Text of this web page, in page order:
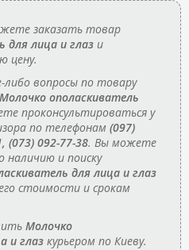
заказать товар
для лица и глаз и
цену.
либо вопросы по товару
Молочко ополаскиватель
проконсультироваться у
по телефонам (097)
(073) 092-77-38. Вы можете
наличию и поиску
для лица и глаз
стоимости и срокам
Молочко
и глаз курьером по Киеву.